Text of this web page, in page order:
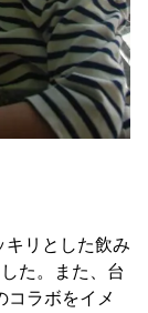
キリとした飲み
た。また、台
コラボをイメ